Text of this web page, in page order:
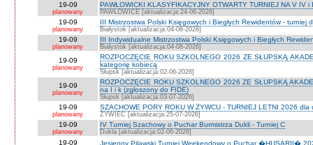
19-09
planowany
PAWŁOWICKI KLASYFIKACYJNY OTWARTY TURNIEJ NA V IV i
PAWŁOWICE [aktualizacja:24-06-2026]
19-09
planowany
III Mistrzostwa Polski Księgowych i Biegłych Rewidentów - turniej
Białystok [aktualizacja:04-08-2026]
19-09
planowany
III Indywidualne Mistrzostwa Polski Księgowych i Biegłych
Białystok [aktualizacja:04-08-2026]
19-09
planowany
ROZPOCZĘCIE ROKU SZKOLNEGO 2026 ZE SŁUPSKĄ
kategorię kobiecą
Słupsk [aktualizacja:02-06-2026]
19-09
planowany
ROZPOCZĘCIE ROKU SZKOLNEGO 2026 ZE SŁUPSKĄ
na I i k (zgłoszony do FIDE)
Słupsk [aktualizacja:03-07-2026]
19-09
planowany
SZACHOWE PORY ROKU W ŻYWCU - TURNIEJ LETNI 2026 dla
ŻYWIEC [aktualizacja:25-07-2026]
19-09
planowany
IV Turniej Szachowy o Puchar Burmistrza Dukli - Turniej C
Dukla [aktualizacja:02-06-2026]
19-09 Jesienny Pilawski Turniej Weekendowy o Puchar �HUSARII�